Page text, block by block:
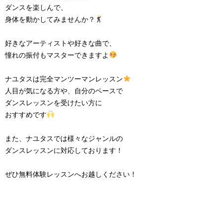
ダンスを楽しんで、
身体を動かしてみませんか？
好きなアーティストや好きな曲で、
憧れの振付もマスターできますよ
ナユタスは完全マンツーマンレッスン
人目が気になる方や、自分のペースで
ダンスレッスンを受けたい方に
おすすめです
また、ナユタスでは様々なジャンルの
ダンスレッスンに対応しております！
ぜひ無料体験レッスンへお越しください！